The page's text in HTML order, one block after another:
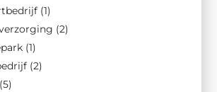
(1)
(2)
(1)
(2)
(5)